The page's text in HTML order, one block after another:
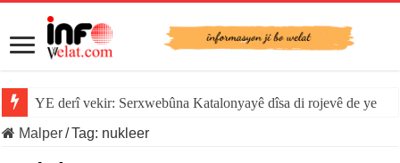
Sînorê di navbera Îspanya û Cebelîtariqê de hate rakirin
Malper/Tag: nukleer